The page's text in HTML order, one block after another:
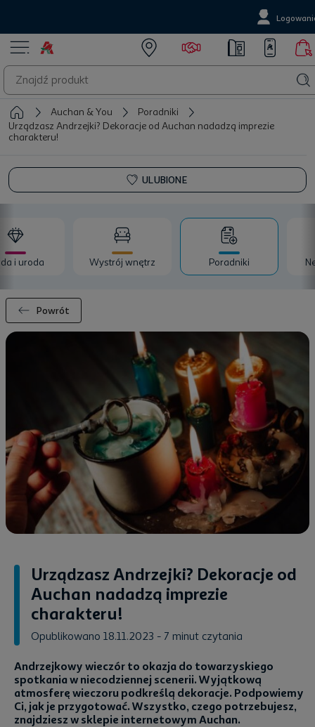
Auchan & You
Poradniki
Urządzasz Andrzejki? Dekoracje od Auchan nadadzą imprezie
charakteru!
ULUBIONE
i uroda Wystrój wnętrz Poradniki
Powrót
Urządzasz Andrzejki? Dekoracje od
Auchan nadadzą imprezie
charakteru!
Opublikowano 18.11.2023 - 7 minut czytania
Andrzejkowy wieczór to okazja do towarzyskiego
spotkania w niecodziennej scenerii. Wyjątkową
atmosferę wieczoru podkreślą dekoracje. Podpowiemy
Ci, jak je przygotować. Wszystko, czego potrzebujesz,
znajdziesz w sklepie internetowym Auchan.